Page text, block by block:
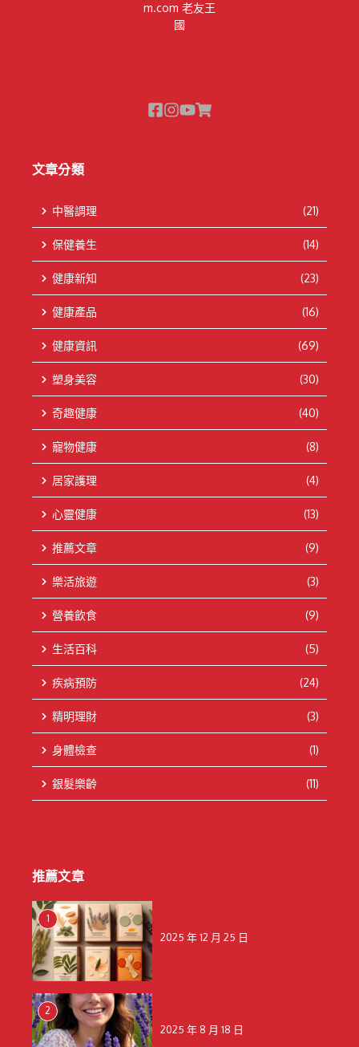
m.com 老友王
國
文章分類
中醫調理 (21)
保健養生 (14)
健康新知 (23)
健康產品 (16)
健康資訊 (69)
塑身美容 (30)
奇趣健康 (40)
寵物健康 (8)
居家護理 (4)
心靈健康 (13)
推薦文章 (9)
樂活旅遊 (3)
營養飲食 (9)
生活百科 (5)
疾病預防 (24)
精明理財 (3)
身體檢查 (1)
銀髮樂齡 (11)
推薦文章
1
2025 年 12 月 25 日
2
2025 年 8 月 18 日